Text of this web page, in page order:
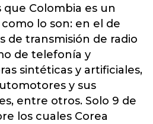
que Colombia es un
lo son: en el de
de transmisión de radio
de telefonía y
sintéticas y artificiales,
y sus
entre otros. Solo 9 de
los cuales Corea